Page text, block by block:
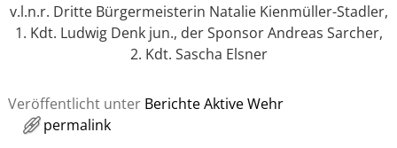
v.l.n.r. Dritte Bürgermeisterin Natalie Kienmüller-Stadler,
1. Kdt. Ludwig Denk jun., der Sponsor Andreas Sarcher,
2. Kdt. Sascha Elsner
Veröffentlicht unter Berichte Aktive Wehr
permalink